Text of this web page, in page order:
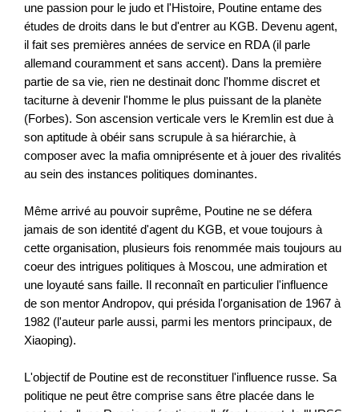
une passion pour le judo et l'Histoire, Poutine entame des
études de droits dans le but d'entrer au KGB. Devenu agent,
il fait ses premières années de service en RDA (il parle
allemand couramment et sans accent). Dans la première
partie de sa vie, rien ne destinait donc l'homme discret et
taciturne à devenir l'homme le plus puissant de la planète
(Forbes). Son ascension verticale vers le Kremlin est due à
son aptitude à obéir sans scrupule à sa hiérarchie, à
composer avec la mafia omniprésente et à jouer des rivalités
au sein des instances politiques dominantes.
Même arrivé au pouvoir suprême, Poutine ne se défera
jamais de son identité d'agent du KGB, et voue toujours à
cette organisation, plusieurs fois renommée mais toujours au
coeur des intrigues politiques à Moscou, une admiration et
une loyauté sans faille. Il reconnaît en particulier l'influence
de son mentor Andropov, qui présida l'organisation de 1967 à
1982 (l'auteur parle aussi, parmi les mentors principaux, de
Xiaoping).
L'objectif de Poutine est de reconstituer l'influence russe. Sa
politique ne peut être comprise sans être placée dans le